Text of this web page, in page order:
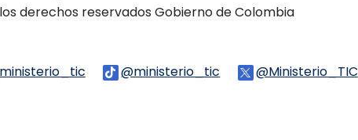
derechos reservados Gobierno de Colombia
Logo Threads
@ministerio_tic Logo Tiktok
@Ministerio_TIC